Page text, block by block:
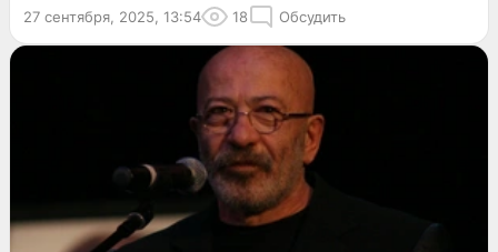
27 сентября, 2025, 13:54 18 Обсудить